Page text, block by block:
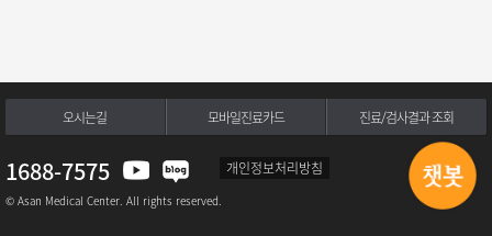
오시는길 모바일진료카드 진료/검사결과 조회
1688-7575 개인정보처리방침
© Asan Medical Center. All rights reserved.